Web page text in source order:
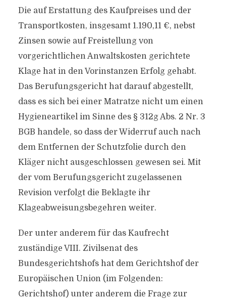
Die auf Erstattung des Kaufpreises und der
Transportkosten, insgesamt 1.190,11 €, nebst
Zinsen sowie auf Freistellung von
vorgerichtlichen Anwaltskosten gerichtete
Klage hat in den Vorinstanzen Erfolg gehabt.
Das Berufungsgericht hat darauf abgestellt,
dass es sich bei einer Matratze nicht um einen
Hygieneartikel im Sinne des § 312g Abs. 2 Nr. 3
BGB handele, so dass der Widerruf auch nach
dem Entfernen der Schutzfolie durch den
Kläger nicht ausgeschlossen gewesen sei. Mit
der vom Berufungsgericht zugelassenen
Revision verfolgt die Beklagte ihr
Klageabweisungsbegehren weiter.
Der unter anderem für das Kaufrecht
zuständige VIII. Zivilsenat des
Bundesgerichtshofs hat dem Gerichtshof der
Europäischen Union (im Folgenden:
Gerichtshof) unter anderem die Frage zur